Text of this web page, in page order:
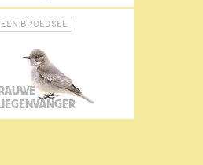
BROEDSEL